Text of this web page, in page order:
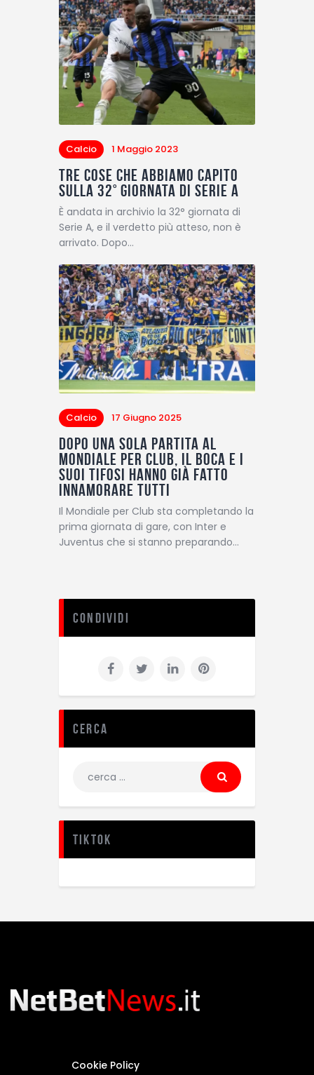
Calcio 1 Maggio 2023
Tre cose che abbiamo capito
sulla 32° giornata di Serie A
È andata in archivio la 32° giornata di
Serie A, e il verdetto più atteso, non è
arrivato. Dopo…
Calcio 17 Giugno 2025
Dopo una sola partita al
Mondiale per Club, il Boca e i
suoi tifosi hanno già fatto
innamorare tutti
Il Mondiale per Club sta completando la
prima giornata di gare, con Inter e
Juventus che si stanno preparando…
Condividi
Cerca
TikTok
Cookie Policy